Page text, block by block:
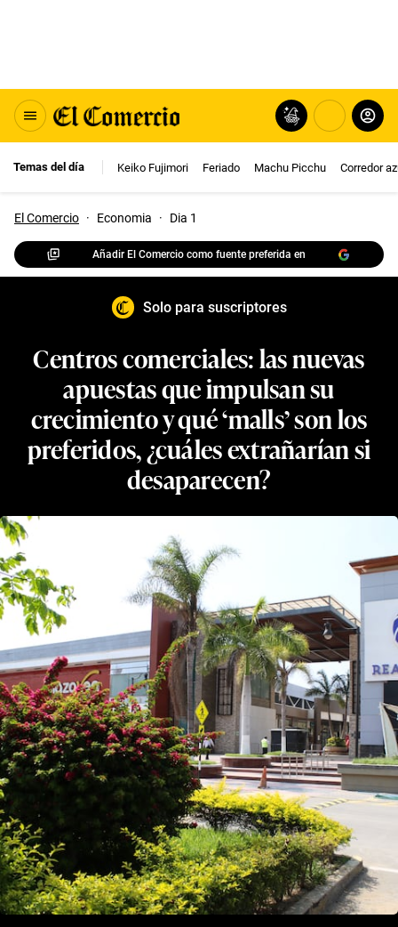
Temas del día Keiko Fujimori Feriado Machu Picchu Corredor
El Comercio · Economia · Dia 1
Añadir El Comercio como fuente preferida en
Solo para suscriptores
Centros comerciales: las nuevas
apuestas que impulsan su
crecimiento y qué ‘malls’ son los
preferidos, ¿cuáles extrañarían si
desaparecen?